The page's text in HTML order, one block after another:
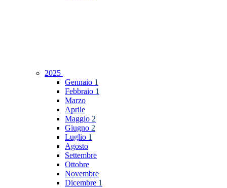
2025
Gennaio 1
Febbraio 1
Marzo
Aprile
Maggio 2
Giugno 2
Luglio 1
Agosto
Settembre
Ottobre
Novembre
Dicembre 1